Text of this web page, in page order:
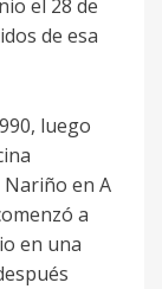
el 28 de
de esa
luego
en A
a
en una